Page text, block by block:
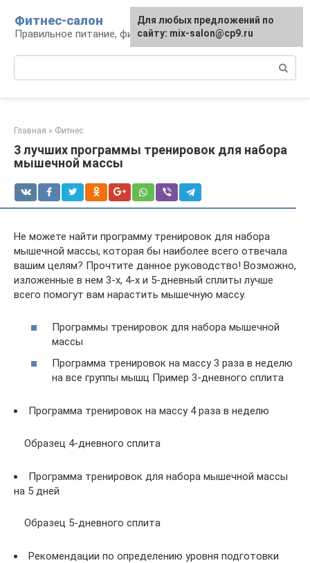
контенту
Фитнес-салон
Правильное питание, фитнес, образ жизни
Главная » Фитнес
3 лучших программы тренировок для набора
мышечной массы
Не можете найти программу тренировок для набора
мышечной массы, которая бы наиболее всего отвечала
вашим целям? Прочтите данное руководство! Возможно,
изложенные в нем 3-х, 4-х и 5-дневный сплиты лучше
всего помогут вам нарастить мышечную массу.
Программы тренировок для набора мышечной
массы
Программа тренировок на массу 3 раза в неделю
на все группы мышц Пример 3-дневного сплита
Программа тренировок на массу 4 раза в неделю
Образец 4-дневного сплита
Программа тренировок для набора мышечной массы
на 5 дней
Образец 5-дневного сплита
Рекомендации по определению уровня подготовки
Для любых предложений по
сайту: mix-salon@cp9.ru